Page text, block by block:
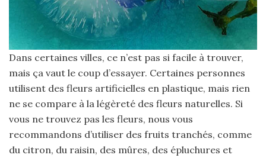
Dans certaines villes, ce n’est pas si facile à trouver,
mais ça vaut le coup d’essayer. Certaines personnes
utilisent des fleurs artificielles en plastique, mais rien
ne se compare à la légèreté des fleurs naturelles. Si
vous ne trouvez pas les fleurs, nous vous
recommandons d’utiliser des fruits tranchés, comme
du citron, du raisin, des mûres, des épluchures et